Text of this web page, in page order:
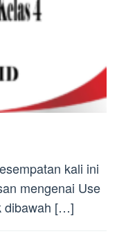
kali ini
mengenai Use
dibawah […]